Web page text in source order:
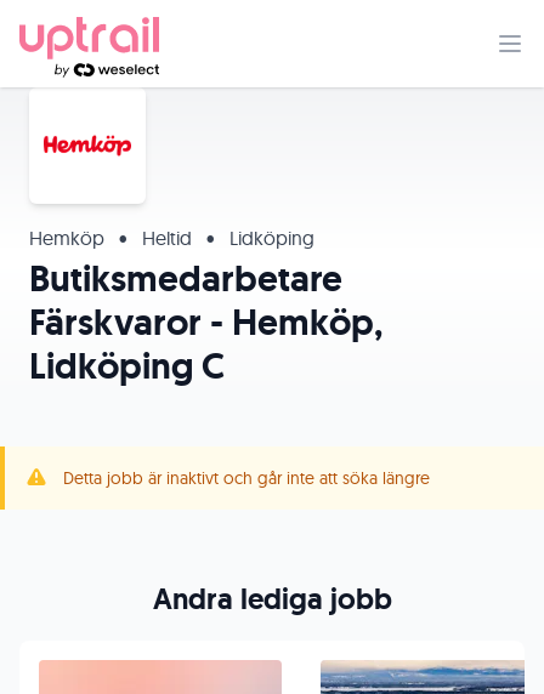
Hemköp • Heltid • Lidköping
Butiksmedarbetare
Färskvaror - Hemköp,
Lidköping C
Detta jobb är inaktivt och går inte att söka längre
Andra lediga jobb